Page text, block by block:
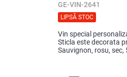
GE-VIN-2641
LIPSĂ STOC
Vin special
Sticla este decorata
Sauvignon, rosu, sec,